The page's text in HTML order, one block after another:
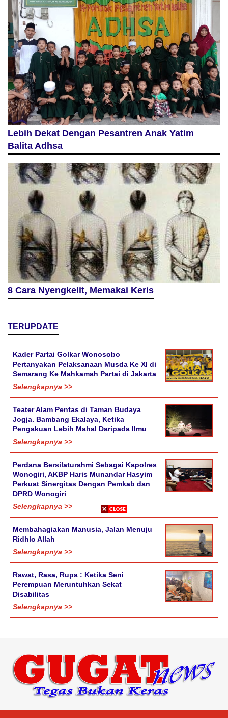
Lebih Dekat Dengan Pesantren Anak Yatim
Balita Adhsa
8 Cara Nyengkelit, Memakai Keris
TERUPDATE
Kader Partai Golkar Wonosobo
Pertanyakan Pelaksanaan Musda Ke XI di
Semarang Ke Mahkamah Partai di Jakarta
Selengkapnya >>
Teater Alam Pentas di Taman Budaya
Jogja. Bambang Ekalaya, Ketika
Pengakuan Lebih Mahal Daripada Ilmu
Selengkapnya >>
Perdana Bersilaturahmi Sebagai Kapolres
Wonogiri, AKBP Haris Munandar Hasyim
Perkuat Sinergitas Dengan Pemkab dan
DPRD Wonogiri
Selengkapnya >>
Membahagiakan Manusia, Jalan Menuju
Ridhlo Allah
Selengkapnya >>
Rawat, Rasa, Rupa : Ketika Seni
Perempuan Meruntuhkan Sekat
Disabilitas
Selengkapnya >>